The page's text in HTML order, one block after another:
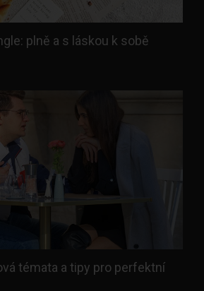
plně a s láskou k sobě
témata a tipy pro perfektní